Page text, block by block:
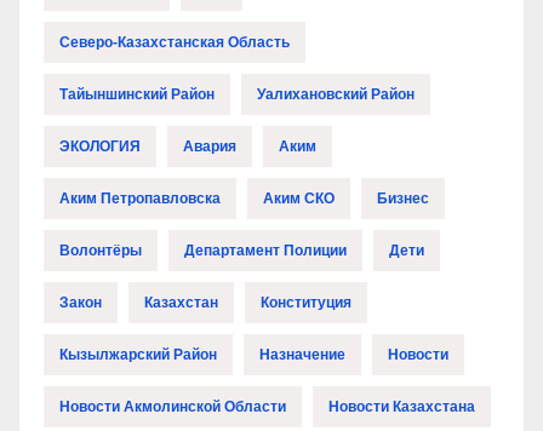
Северо-Казахстанская Область
Тайыншинский Район Уалихановский Район
ЭКОЛОГИЯ Авария Аким
Аким Петропавловска Аким СКО Бизнес
Волонтёры Департамент Полиции Дети
Закон Казахстан Конституция
Кызылжарский Район Назначение Новости
Новости Акмолинской Области Новости Казахстана